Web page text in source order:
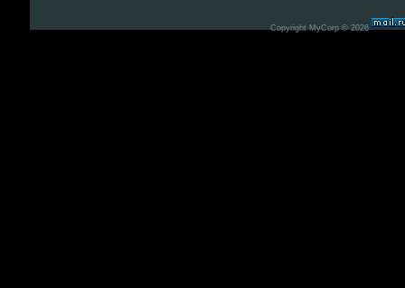
Copyright MyCorp © 2026